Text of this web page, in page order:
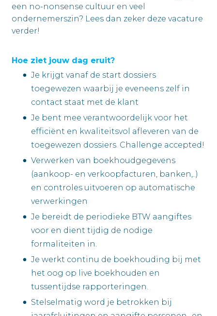
een no-nonsense cultuur en veel
ondernemerszin? Lees dan zeker deze vacature
verder!
Hoe ziet jouw dag eruit?
Je krijgt vanaf de start dossiers
toegewezen waarbij je eveneens zelf in
contact staat met de klant
Je bent mee verantwoordelijk voor het
efficiënt en kwaliteitsvol afleveren van de
toegewezen dossiers. Challenge accepted!
Verwerken van boekhoudgegevens
(aankoop- en verkoopfacturen, banken,..)
en controles uitvoeren op automatische
verwerkingen
Je bereidt de periodieke BTW aangiftes
voor en dient tijdig de nodige
formaliteiten in.
Je werkt continu de boekhouding bij met
het oog op live boekhouden en
tussentijdse rapporteringen.
Stelselmatig word je betrokken bij